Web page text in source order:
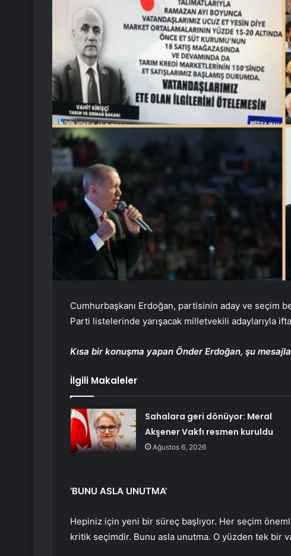
Cumhurbaşkanı Erdoğan, partisinin aday ve seçim
Parti listelerinde yarışacak milletvekili adaylarıyla
Kısa bir konuşma yapan Önder Erdoğan, şu
İlgili Makaleler
Sahalara geri dönüyor: Meral
Akşener Vakfı resmen kuruldu
Ağustos 6, 2026
‘BUNU ASLA UNUTMA’
Hepiniz için yeni bir süreç başlıyor. Her seçim
kritik seçimdir. Bunu asla unutma. O yüzden tek bir